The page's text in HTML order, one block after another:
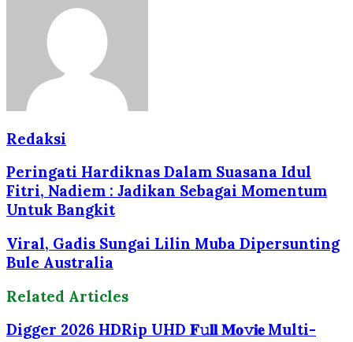
Redaksi
Peringati Hardiknas Dalam Suasana Idul
Fitri, Nadiem : Jadikan Sebagai Momentum
Untuk Bangkit
Viral, Gadis Sungai Lilin Muba Dipersunting
Bule Australia
Related Articles
Digger 2026 HDRip UHD 𝐅𝚞𝐥𝐥 𝐌𝐨𝚟𝐢𝐞 Multi-